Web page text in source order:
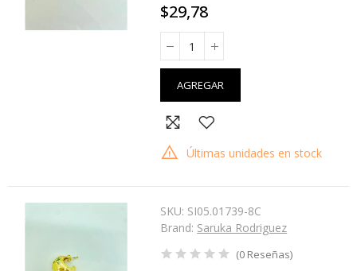
$29,78
AGREGAR
Últimas unidades en stock
SKU: SI05.01739-8C
Brand: Saruka Rodriguez
(0 Reseñas)